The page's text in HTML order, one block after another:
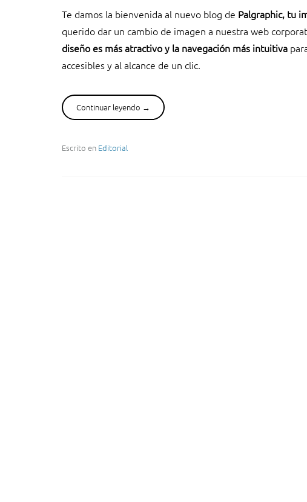
f
s
t
”
Te damos la bienvenida al nuevo blog de Palgraphic, tu
querido dar un cambio de imagen a nuestra web
diseño es más atractivo y la navegación más intuitiva
accesibles y al alcance de un clic.
Continuar leyendo “
B
→
Escrito en Editorial